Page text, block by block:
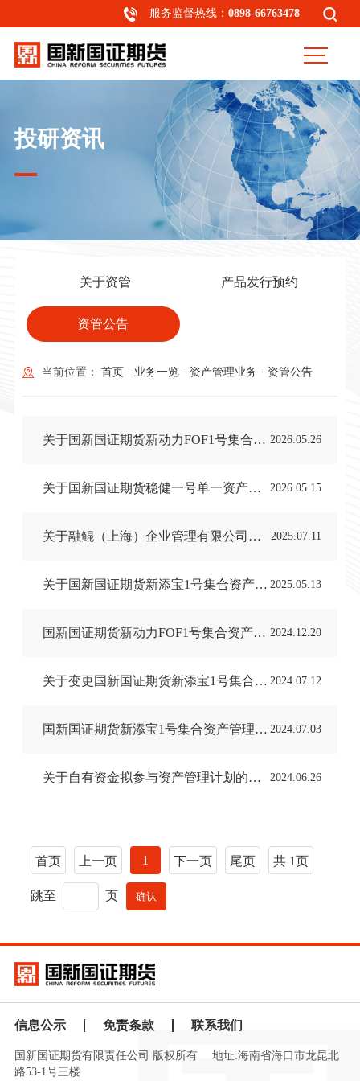
服务监督热线：0898-66763478
投研资讯
关于资管 产品发行预约
资管公告
当前位置： 首页· 业务一览· 资产管理业务 · 资管公告
关于国新国证期货新动力FOF1号集合资产管理计划终止的公告 2026.05.26
关于国新国证期货稳健一号单一资产管理计划终止的公告 2026.05.15
关于融鲲（上海）企业管理有限公司追加投资 国新国证期货稳健一号单一资产管理计划的公告 2025.07.11
关于国新国证期货新添宝1号集合资产管理计划提前终止的公告 2025.05.13
国新国证期货新动力FOF1号集合资产管理计划成立公告 2024.12.20
关于变更国新国证期货新添宝1号集合资产管理计划资产管理合同的公告 2024.07.12
国新国证期货新添宝1号集合资产管理计划成立公告 2024.07.03
关于自有资金拟参与资产管理计划的公告 2024.06.26
首页 上一页 1 下一页 尾页 共 1页
跳至 页
信息公示 免责条款 联系我们
国新国证期货有限责任公司 版权所有
地址:海南省海口市龙昆北
路53-1号三楼